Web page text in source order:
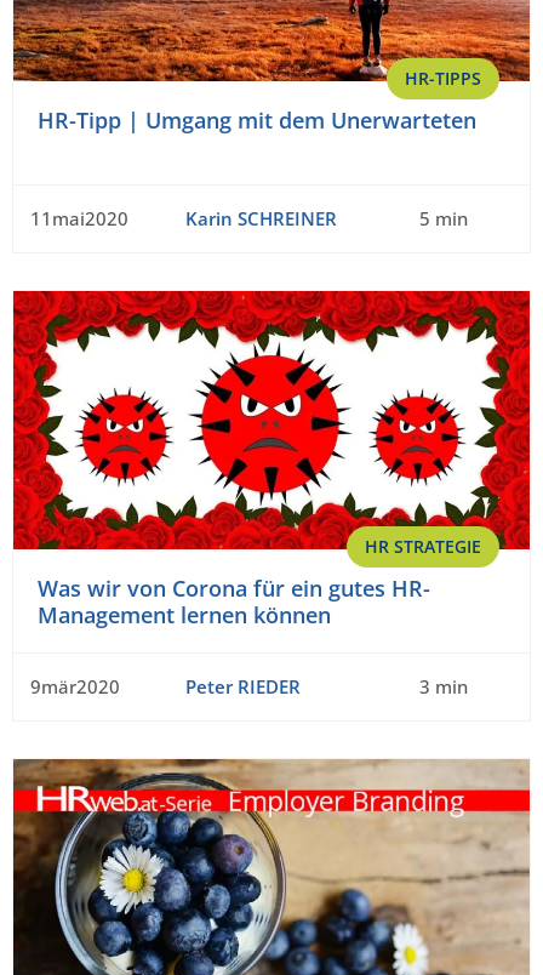
HR-TIPPS
HR-Tipp | Umgang mit dem Unerwarteten
11mai2020 Karin SCHREINER 5 min
HR STRATEGIE
Was wir von Corona für ein gutes HR-
Management lernen können
9mär2020 Peter RIEDER 3 min